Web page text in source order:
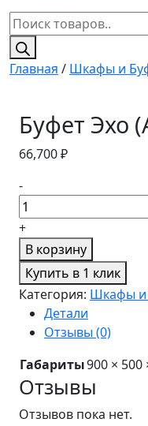
Поиск
товаров
Главная / Шкафы и
Буфет Эхо
66,700₽
-
+
В корзину
Купить в 1 клик
Категория: Шкафы и
Детали
Отзывы (0)
Габариты900 ×
Отзывы
Отзывов пока нет.